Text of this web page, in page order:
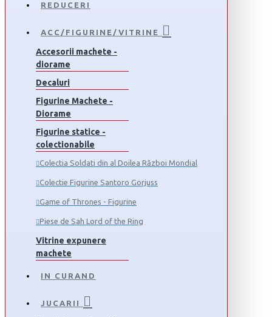
REDUCERI
ACC/FIGURINE/VITRINE
Accesorii machete -
diorame
Decaluri
Figurine Machete -
Diorame
Figurine statice -
colectionabile
Colectia Soldati din al Doilea Război Mondial
Colectie Figurine Santoro Gorjuss
Game of Thrones - Figurine
Piese de Sah Lord of the Ring
Vitrine expunere
machete
IN CURAND
JUCARII